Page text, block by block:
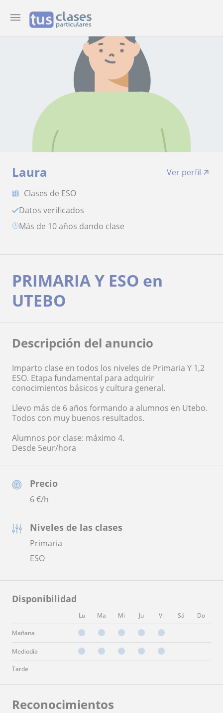
Laura
Ver perfil
Clases de ESO
Datos verificados
más de 10 años dando clase
Precio
6€/h
Niveles de las clases
Primaria
ESO
Disponibilidad
Lu Ma Mi Ju Vi Sá Do
Mañana
Mediodía
Tarde
PRIMARIA Y ESO en
UTEBO
Descripción del anuncio
Imparto clase en todos los niveles de Primaria Y 1,2
ESO. Etapa fundamental para adquirir
conocimientos básicos y cultura general.
Llevo más de 6 años formando a alumnos en Utebo.
Todos con muy buenos resultados.
Alumnos por clase: máximo 4.
Desde 5eur/hora
Reconocimientos